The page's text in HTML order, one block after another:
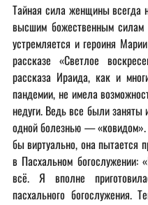
Тайная сила женщины всегда
высшим божественным силам
устремляется и героиня
рассказе «Светлое
рассказа Ираида, как и
пандемии, не имела
недуги. Ведь все были заняты
одной болезнью —
бы виртуально, она пытается
в Пасхальном богослужении:
всё. Я вполне
пасхального богослужения.